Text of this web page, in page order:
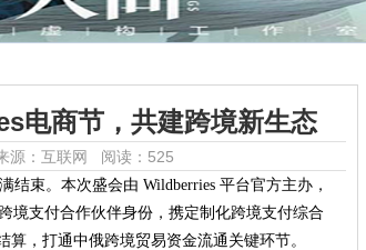
电商节，共建跨境新生态
源：互联网 阅读：525
结束。本次盛会由 Wildberries 平台官方主办，
境支付合作伙伴身份，携定制化跨境支付综合
，打通中俄跨境贸易资金流通关键环节。